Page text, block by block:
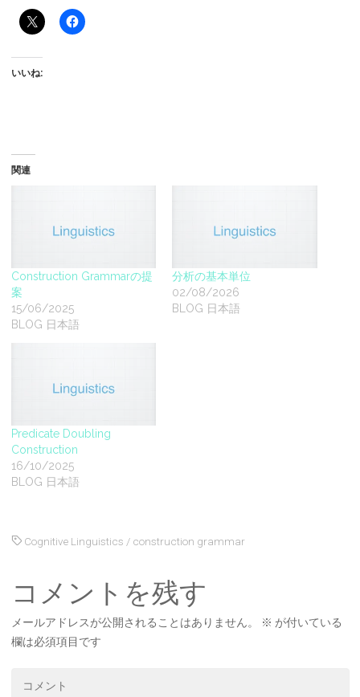
いいね:
関連
Construction Grammarの提
案
15/06/2025
BLOG 日本語
分析の基本単位
02/08/2026
BLOG 日本語
Predicate Doubling
Construction
16/10/2025
BLOG 日本語
Cognitive Linguistics / construction grammar
コメントを残す
メールアドレスが公開されることはありません。 ※ が付いている
欄は必須項目です